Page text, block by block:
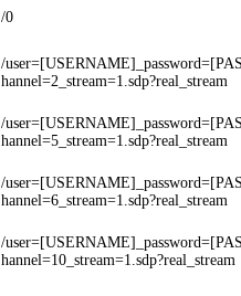
/0
/
hannel=2_stream=1.sdp?real_stream
/
hannel=5_stream=1.sdp?real_stream
/
hannel=6_stream=1.sdp?real_stream
/
hannel=10_stream=1.sdp?real_stream